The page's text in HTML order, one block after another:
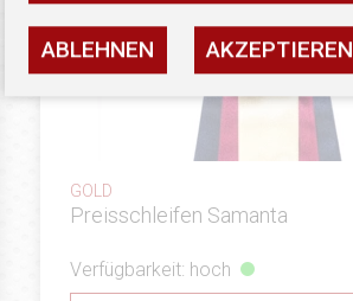
GOLD
Preisschleifen Samanta
Verfügbarkeit: hoch
ABLEHNEN AKZEPTIEREN